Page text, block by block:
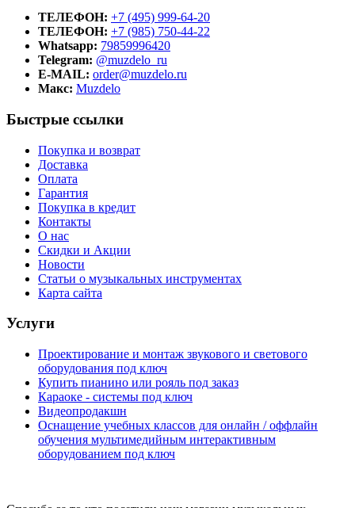
ТЕЛЕФОН: +7 (495) 999-64-20
ТЕЛЕФОН: +7 (985) 750-44-22
Whatsapp: 79859996420
Telegram: @muzdelo_ru
E-MAIL: order@muzdelo.ru
Макс: Muzdelo
Быстрые ссылки
Покупка и возврат
Доставка
Оплата
Гарантия
Покупка в кредит
Контакты
О нас
Скидки и Акции
Новости
Статьи о музыкальных инструментах
Карта сайта
Услуги
Проектирование и монтаж звукового и светового
оборудования под ключ
Купить пианино или рояль под заказ
Караоке - системы под ключ
Видеопродакшн
Оснащение учебных классов для онлайн / оффлайн
обучения мультимедийным интерактивным
оборудованием под ключ